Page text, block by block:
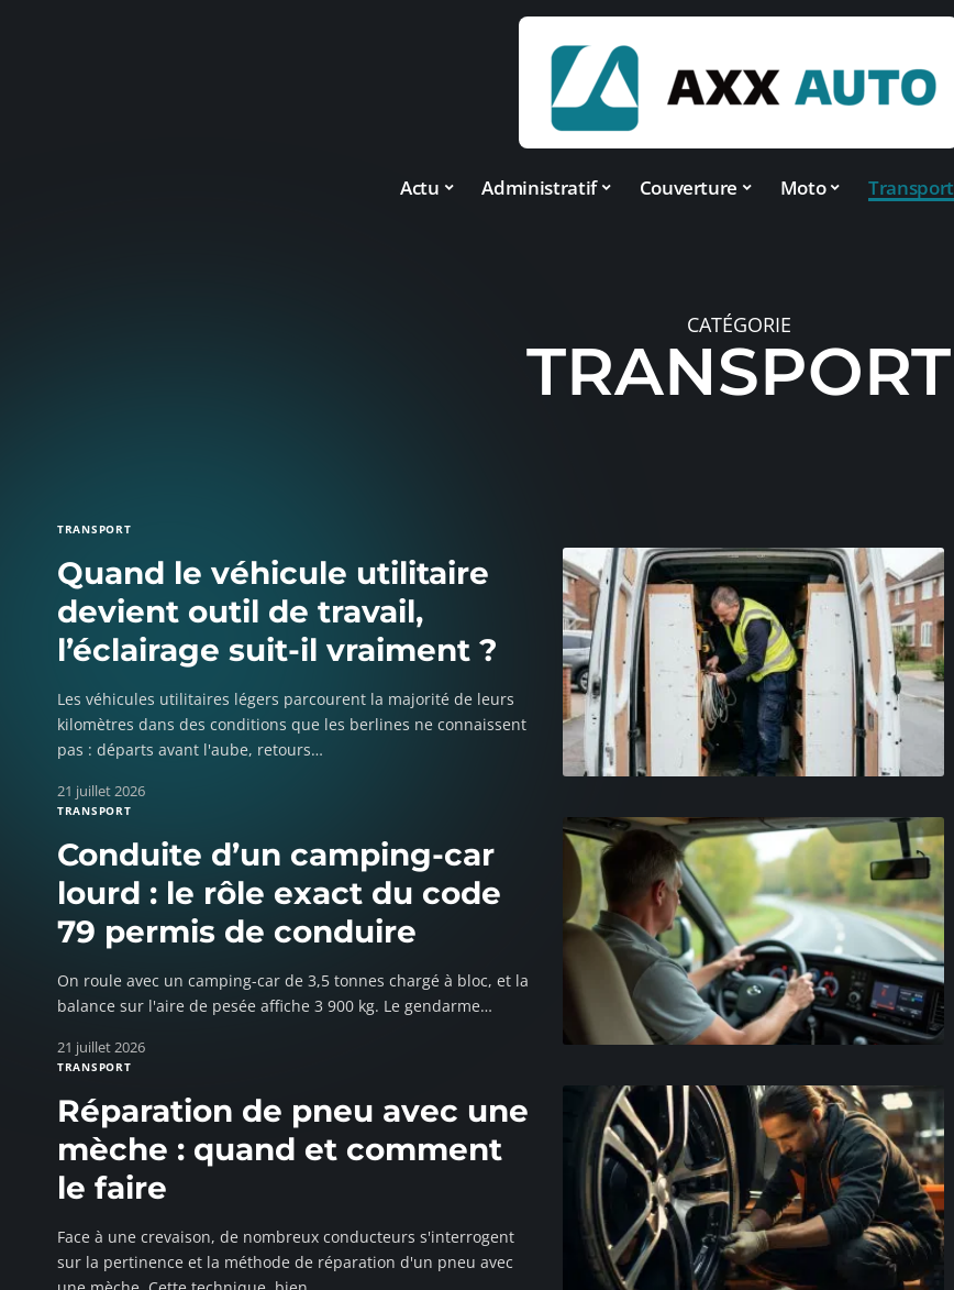
Actu Administratif Couverture Moto Transport
CATÉGORIE
TRANSPORT
TRANSPORT
Quand le véhicule utilitaire
devient outil de travail,
l’éclairage suit-il vraiment ?
Les véhicules utilitaires légers parcourent la majorité de leurs
kilomètres dans des conditions que les berlines ne connaissent
pas : départs avant l'aube, retours…
21 juillet 2026
TRANSPORT
Conduite d’un camping-car
lourd : le rôle exact du code
79 permis de conduire
On roule avec un camping-car de 3,5 tonnes chargé à bloc, et la
balance sur l'aire de pesée affiche 3 900 kg. Le gendarme…
21 juillet 2026
TRANSPORT
Réparation de pneu avec une
mèche : quand et comment
le faire
Face à une crevaison, de nombreux conducteurs s'interrogent
sur la pertinence et la méthode de réparation d'un pneu avec